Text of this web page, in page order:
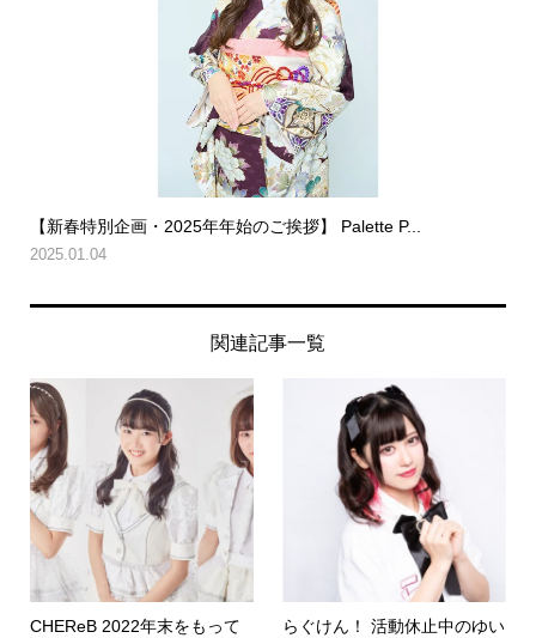
【新春特別企画・2025年年始のご挨拶】 Palette P...
2025.01.04
関連記事一覧
CHEReB 2022年末をもって
らぐけん！ 活動休止中のゆい